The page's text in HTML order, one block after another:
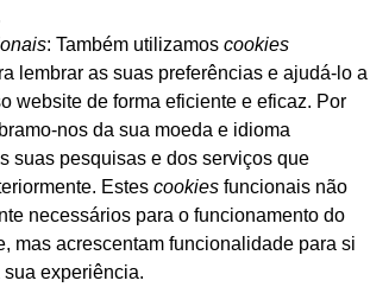
: Também utilizamos cookies
lembrar as suas preferências e ajudá-lo a
website de forma eficiente e eficaz. Por
nos da sua moeda e idioma
suas pesquisas e dos serviços que
Estes cookies funcionais não
necessários para o funcionamento do
mas acrescentam funcionalidade para si
experiência.